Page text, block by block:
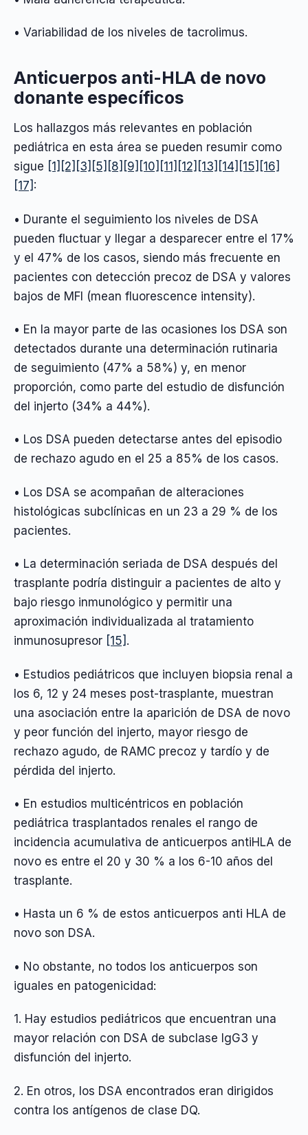
• Variabilidad de los niveles de tacrolimus.
Anticuerpos anti-HLA de novo
donante específicos
Los hallazgos más relevantes en población
pediátrica en esta área se pueden resumir como
sigue [1] [2] [3] [5] [8] [9] [10] [11] [12] [13] [14] [15] [16]
[17] :
• Durante el seguimiento los niveles de DSA
pueden fluctuar y llegar a desparecer entre el 17%
y el 47% de los casos, siendo más frecuente en
pacientes con detección precoz de DSA y valores
bajos de MFI (mean fluorescence intensity).
• En la mayor parte de las ocasiones los DSA son
detectados durante una determinación rutinaria
de seguimiento (47% a 58%) y, en menor
proporción, como parte del estudio de disfunción
del injerto (34% a 44%).
• Los DSA pueden detectarse antes del episodio
de rechazo agudo en el 25 a 85% de los casos.
• Los DSA se acompañan de alteraciones
histológicas subclínicas en un 23 a 29 % de los
pacientes.
• La determinación seriada de DSA después del
trasplante podría distinguir a pacientes de alto y
bajo riesgo inmunológico y permitir una
aproximación individualizada al tratamiento
inmunosupresor [15] .
• Estudios pediátricos que incluyen biopsia renal a
los 6, 12 y 24 meses post-trasplante, muestran
una asociación entre la aparición de DSA de novo
y peor función del injerto, mayor riesgo de
rechazo agudo, de RAMC precoz y tardío y de
pérdida del injerto.
• En estudios multicéntricos en población
pediátrica trasplantados renales el rango de
incidencia acumulativa de anticuerpos antiHLA de
novo es entre el 20 y 30 % a los 6-10 años del
trasplante.
• Hasta un 6 % de estos anticuerpos anti HLA de
novo son DSA.
• No obstante, no todos los anticuerpos son
iguales en patogenicidad:
1. Hay estudios pediátricos que encuentran una
mayor relación con DSA de subclase IgG3 y
disfunción del injerto.
2. En otros, los DSA encontrados eran dirigidos
contra los antígenos de clase DQ.